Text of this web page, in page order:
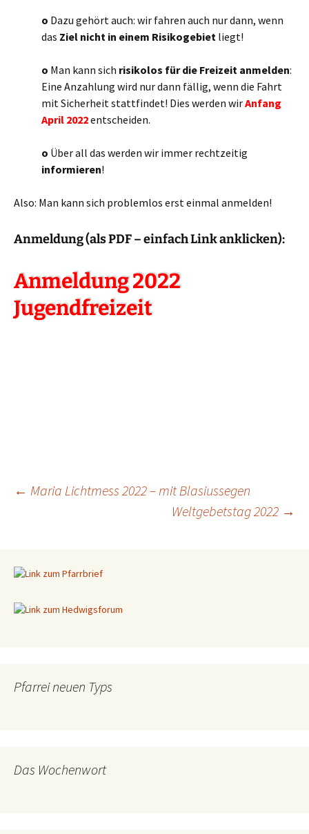
o Dazu gehört auch: wir fahren auch nur dann, wenn
das Ziel nicht in einem Risikogebiet liegt!
o Man kann sich risikolos für die Freizeit anmelden:
Eine Anzahlung wird nur dann fällig, wenn die Fahrt
mit Sicherheit stattfindet! Dies werden wirAnfang
April 2022entscheiden.
o Über all das werden wir immer rechtzeitig
informieren!
Also: Man kann sich problemlos erst einmal anmelden!
Anmeldung (als PDF – einfach Link anklicken):
Anmeldung 2022
Jugendfreizeit
Beitragsnavigation
← Maria Lichtmess 2022 – mit Blasiussegen
Weltgebetstag 2022 →
Pfarrei neuen Typs
Das Wochenwort